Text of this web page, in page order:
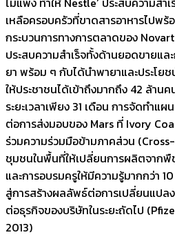
เหลือครอบครัวที่ขาดสารอาหารไปพ
กระบวนการทางการตลาดของ
ประสบความสำเร็จทั้งด้านยอดขายแล
ยา พร้อม ๆ กับได้นำพายาและประโย
ให้ประชาชนได้เข้าถึงมากถึง 42 ล้าน
ระยะเวลาเพียง 31 เดือน การจัดทำ
ต่อการส่งมอบของ Mars ที่ Ivory
ร่วมความร่วมมือข้ามภาคส่วน
ชุมชนในพื้นที่ให้เปลี่ยนการผลิตจาก
และการอบรมครูให้มีความรู้มากกว่า
สู่การสร้างผลลัพธ์ต่อการเปลี่ยนแปล
ต่อธุรกิจของบริษัทในระยะถัดไป
2013)